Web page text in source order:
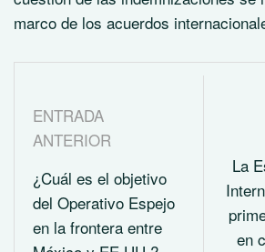
marco de los acuerdos
ENTRADA
ANTERIOR
¿Cuál es el objetivo
del Operativo Espejo
en la frontera entre
La
en